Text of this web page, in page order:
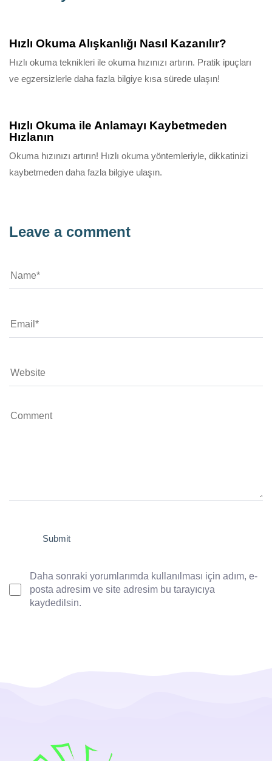
Hızlı Okuma Alışkanlığı Nasıl Kazanılır?
Hızlı okuma teknikleri ile okuma hızınızı artırın. Pratik ipuçları
ve egzersizlerle daha fazla bilgiye kısa sürede ulaşın!
Hızlı Okuma ile Anlamayı Kaybetmeden
Hızlanın
Okuma hızınızı artırın! Hızlı okuma yöntemleriyle, dikkatinizi
kaybetmeden daha fazla bilgiye ulaşın.
Leave a comment
Daha sonraki yorumlarımda kullanılması için adım, e-
posta adresim ve site adresim bu tarayıcıya
kaydedilsin.